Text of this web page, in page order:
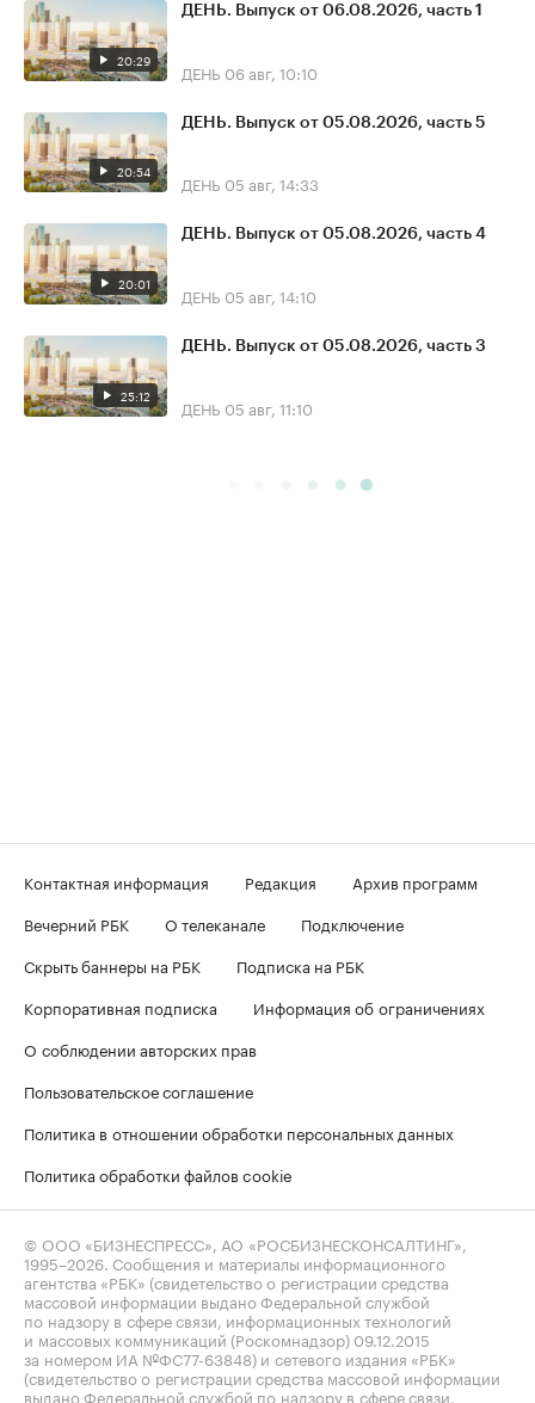
20:29
ДЕНЬ. Выпуск от 06.08.2026, часть 1
ДЕНЬ 06 авг, 10:10
20:54
ДЕНЬ. Выпуск от 05.08.2026, часть 5
ДЕНЬ 05 авг, 14:33
20:01
ДЕНЬ. Выпуск от 05.08.2026, часть 4
ДЕНЬ 05 авг, 14:10
25:12
ДЕНЬ. Выпуск от 05.08.2026, часть 3
ДЕНЬ 05 авг, 11:10
Контактная информация Редакция
Архив программ
Вечерний РБК
О телеканале
Подключение
Скрыть баннеры на РБК
Подписка на РБК
Корпоративная подписка
Информация об ограничениях
О соблюдении авторских прав
Пользовательское соглашение
Политика в отношении обработки персональных данных
Политика обработки файлов cookie
© ООО «БИЗНЕСПРЕСС», АО «РОСБИЗНЕСКОНСАЛТИНГ»,
1995–2026 . Сообщения и материалы информационного
агентства «РБК» (свидетельство о регистрации средства
массовой информации выдано Федеральной службой
по надзору в сфере связи, информационных технологий
и массовых коммуникаций (Роскомнадзор) 09.12.2015
за номером ИА №ФС77-63848) и сетевого издания «РБК»
(свидетельство о регистрации средства массовой информации
выдано Федеральной службой по надзору в сфере связи,